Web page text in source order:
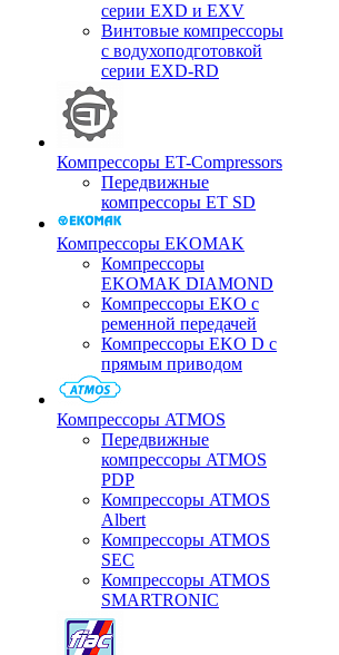
серии EXD и EXV
Винтовые компрессоры
с водухоподготовкой
серии EXD-RD
Компрессоры ET-Compressors
Передвижные
компрессоры ET SD
Компрессоры EKOMAK
Компрессоры
EKOMAK DIAMOND
Компрессоры EKO c
ременной передачей
Компрессоры EKO D с
прямым приводом
Компрессоры ATMOS
Передвижные
компрессоры ATMOS
PDP
Компрессоры ATMOS
Albert
Компрессоры ATMOS
SEC
Компрессоры ATMOS
SMARTRONIC